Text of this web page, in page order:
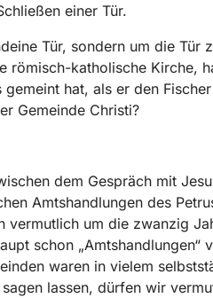
einer Tür.
Tür, sondern um die Tür
römisch-katholische Kirche,
hat, als er den
Gemeinde Christi?
dem Gespräch mit
Amtshandlungen des
vermutlich um die zwanzig
schon „Amtshandlungen“
waren in vielem
lassen, dürfen wir